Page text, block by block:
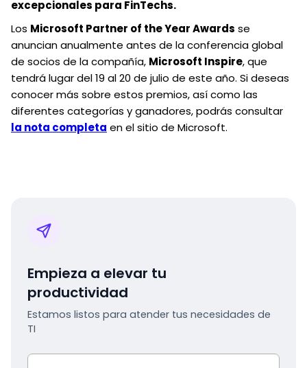
excepcionales para FinTechs.
Los Microsoft Partner of the Year Awards se
anuncian anualmente antes de la conferencia global
de socios de la compañía, Microsoft Inspire, que
tendrá lugar del 19 al 20 de julio de este año. Si deseas
conocer más sobre estos premios, así como las
diferentes categorías y ganadores, podrás consultar
la nota completa en el sitio de Microsoft.
Empieza a elevar tu
productividad
Estamos listos para atender tus necesidades de
TI